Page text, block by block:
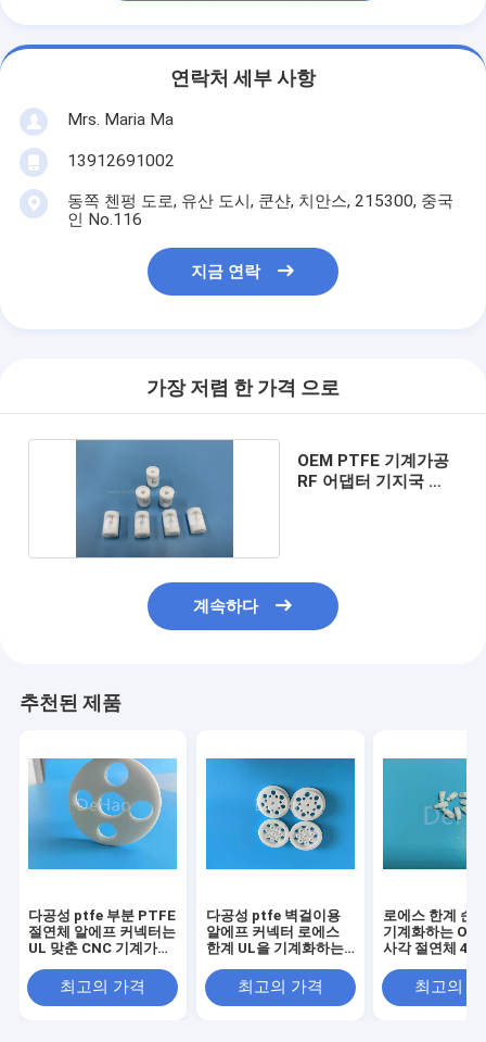
연락처 세부 사항
Mrs. Maria Ma
13912691002
동쪽 첸펑 도로, 유산 도시, 쿤샨, 치안스, 215300, 중국
인 No.116
지금 연락
가장 저렴 한 가격 으로
OEM PTFE 기계가공
RF 어댑터 기지국 안
계속하다
추천된 제품
다공성 ptfe 부분 PTFE
절연체 알에프 커넥터는
UL 맞춘 CNC 기계가공
최고의 가격
다공성 ptfe 벽걸이용
알에프 커넥터 로에스
한계 UL을 기계화하는
최고의 가격
로에스 한계 순
기계화하는
사각 절연체 45
최고의